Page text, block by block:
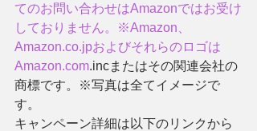
てのお問い合わせはAmazonではお受け
しておりません。※Amazon、
Amazon.co.jpおよびそれらのロゴは
Amazon.com.incまたはその関連会社の
商標です。※写真は全てイメージで
す。
キャンペーン詳細は以下のリンクから